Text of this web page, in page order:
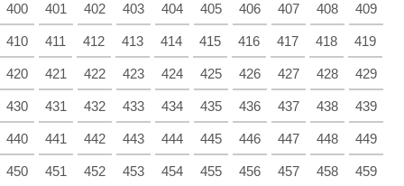
400 401 402 403 404 405 406 407 408 409
410 411 412 413 414 415 416 417 418 419
420 421 422 423 424 425 426 427 428 429
430 431 432 433 434 435 436 437 438 439
440 441 442 443 444 445 446 447 448 449
450 451 452 453 454 455 456 457 458 459